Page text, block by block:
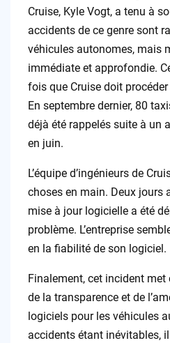
Cruise, Kyle Vogt, a tenu à
accidents de ce genre sont
véhicules autonomes, mais
immédiate et approfondie.
fois que Cruise doit
En septembre dernier, 80
déjà été rappelés suite à un
en juin.
L’équipe d’ingénieurs de
choses en main. Deux jours
mise à jour logicielle a été
problème. L’entreprise
en la fiabilité de son logiciel.
Finalement, cet incident met
de la transparence et de
logiciels pour les véhicules
accidents étant inévitables,